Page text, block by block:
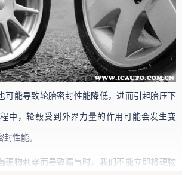
可能导致轮胎密封性能降低，进而引起胎压下
中，轮毂受到外界力量的作用可能会发生变
性能。
硬物刺穿而导致漏气时，我们不能立即将硬物